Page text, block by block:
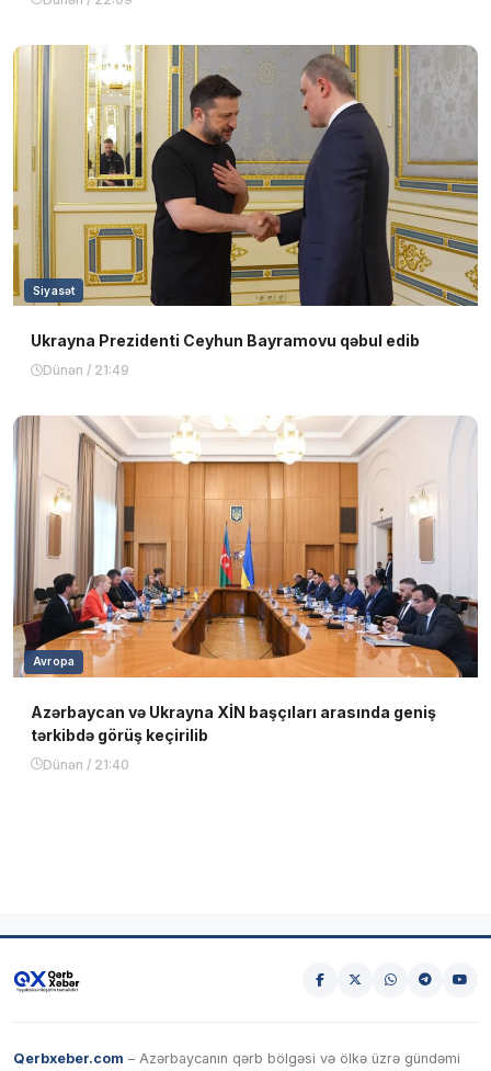
Siyasət
Ukrayna Prezidenti Ceyhun Bayramovu qəbul edib
Dünən / 21:49
Avropa
Azərbaycan və Ukrayna XİN başçıları arasında geniş
tərkibdə görüş keçirilib
Dünən / 21:40
Qerbxeber.com – Azərbaycanın qərb bölgəsi və ölkə üzrə gündəmi